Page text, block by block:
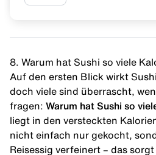
8. Warum hat Sushi so viele
Auf den ersten Blick wirkt
doch viele sind überrascht,
fragen: Warum hat Sushi so
liegt in den versteckten
nicht einfach nur gekocht,
Reisessig verfeinert – das sorgt